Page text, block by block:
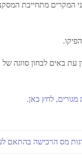
המקרים מתחייבת
באים לבחון סווגה
מגורים, לחץ כאן.